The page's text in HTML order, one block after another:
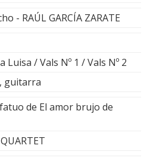
- RAÚL GARCÍA ZARATE
/ Vals Nº 1 / Vals Nº 2
guitarra
de El amor brujo de